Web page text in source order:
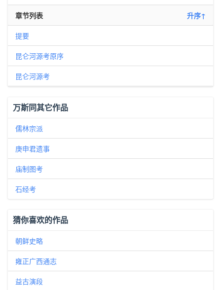
章节列表 升序↑
提要
昆仑河源考原序
昆仑河源考
万斯同其它作品
儒林宗派
庚申君遗事
庙制图考
石经考
猜你喜欢的作品
朝鲜史略
雍正广西通志
益古演段